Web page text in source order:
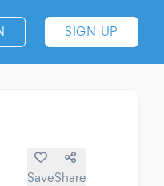
SIGN UP
SaveShare